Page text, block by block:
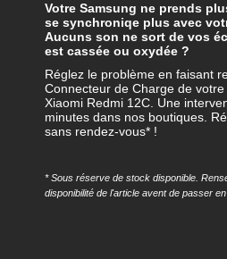
Votre Samsung ne prends
se synchroniqe plus avec
Aucuns son ne sort de vos
est cassée ou oxydée ?
Réglez le problème en faisant
Connecteur de Charge de
Xiaomi Redmi 12C. Une
minutes dans nos boutiques.
sans rendez-vous* !
* Sous réserve de stock disponible.
disponibilité de l'article avent de passer en